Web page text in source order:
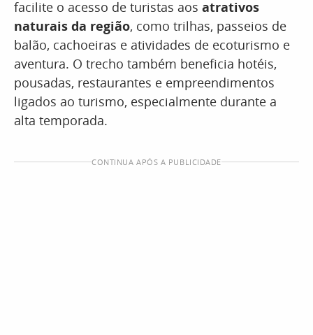
facilite o acesso de turistas aos atrativos
naturais da região, como trilhas, passeios de
balão, cachoeiras e atividades de ecoturismo e
aventura. O trecho também beneficia hotéis,
pousadas, restaurantes e empreendimentos
ligados ao turismo, especialmente durante a
alta temporada.
CONTINUA APÓS A PUBLICIDADE